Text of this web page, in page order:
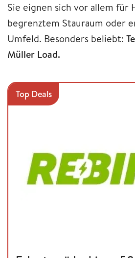
Sie eignen sich vor allem für
begrenztem Stauraum oder
Umfeld. Besonders beliebt:
Müller Load.
Top Deals